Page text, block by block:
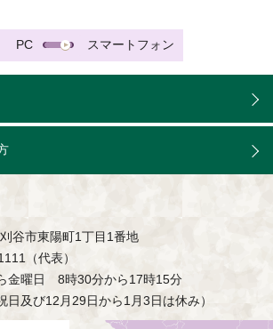
PC スマートフォン
谷市東陽町1丁目1番地
（代表）
金曜日 8時30分から17時15分
日及び12月29日から1月3日は休み）